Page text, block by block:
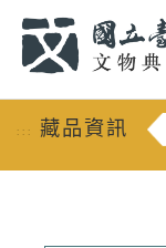
::: 藏品資訊